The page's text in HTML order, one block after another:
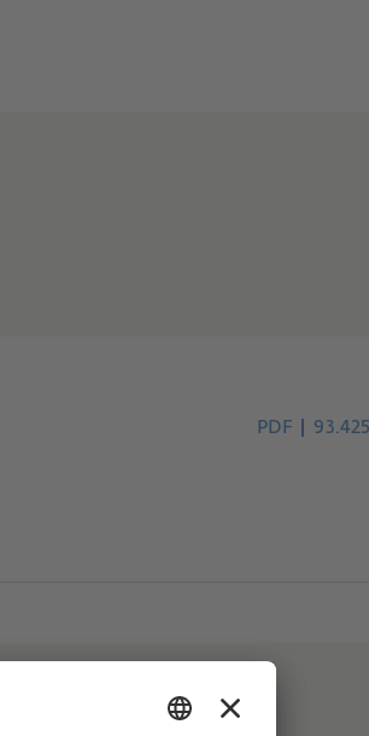
PDF